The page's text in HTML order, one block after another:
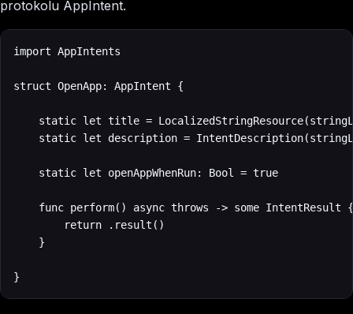
protokolu AppIntent.
import AppIntents
struct OpenApp: AppIntent {
static let title =
static let description =
    static let openAppWhenRun: Bool = true
    func perform() async throws -> some IntentResult {
        return .result()
    }
}